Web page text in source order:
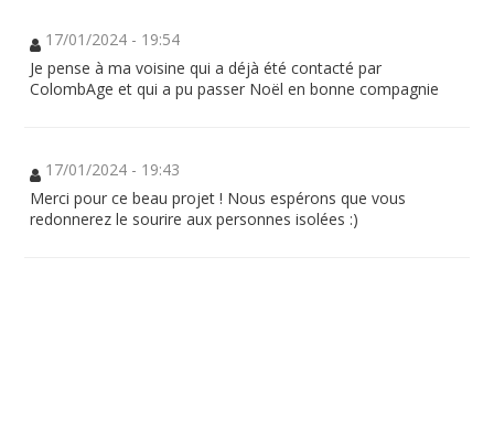
17/01/2024 - 19:54
Je pense à ma voisine qui a déjà été contacté par
ColombAge et qui a pu passer Noël en bonne compagnie
17/01/2024 - 19:43
Merci pour ce beau projet ! Nous espérons que vous
redonnerez le sourire aux personnes isolées :)